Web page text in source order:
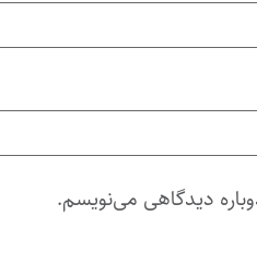
دیدگاهی می‌نویسم.